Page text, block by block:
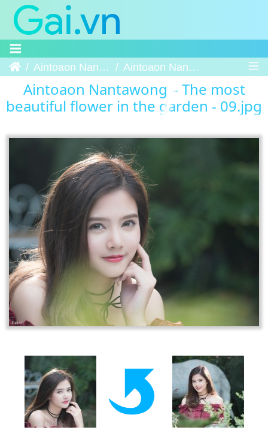
Trang chủAintoaon Nantawong – The most beautiful flower in the garden Aintoaon Nantawong – The most beautiful flower in the garden - 09
Aintoaon Nantawong – The most
beautiful flower in the garden - 09.jpg